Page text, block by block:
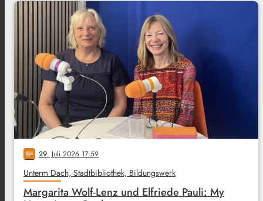
notes 29. Juli 2026 17:59
Unterm Dach, Stadtbibliothek, Bildungswerk
Margarita Wolf-Lenz und Elfriede Pauli: My